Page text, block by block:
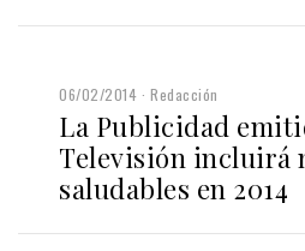
06/02/2014 Redacción
La Publicidad
Televisión incluirá
saludables en 2014